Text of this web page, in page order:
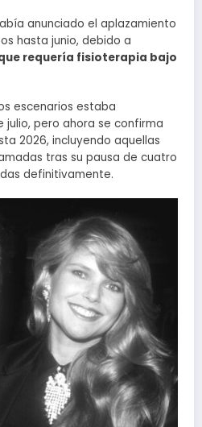
anunciado el aplazamiento
hasta junio, debido a
requería fisioterapia bajo
escenarios estaba
pero ahora se confirma
2026, incluyendo aquellas
tras su pausa de cuatro
definitivamente.